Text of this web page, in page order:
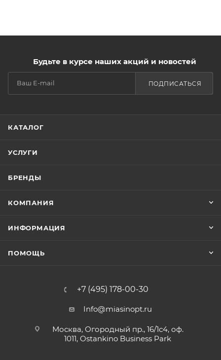
Будьте в курсе наших акций и новостей
ПОДПИСАТЬСЯ
КАТАЛОГ
УСЛУГИ
БРЕНДЫ
КОМПАНИЯ
ИНФОРМАЦИЯ
ПОМОЩЬ
+7 (495) 178-00-30
Info@miasinopt.ru
Москва, Огородный пр., 16/1с4, оф.
1011, Ostankino Business Park